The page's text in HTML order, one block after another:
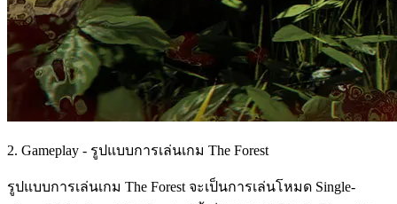
2. Gameplay - รูปแบบการเล่นเกม The Forest
รูปแบบการเล่นเกม The Forest จะเป็นการเล่นโหมด Single-